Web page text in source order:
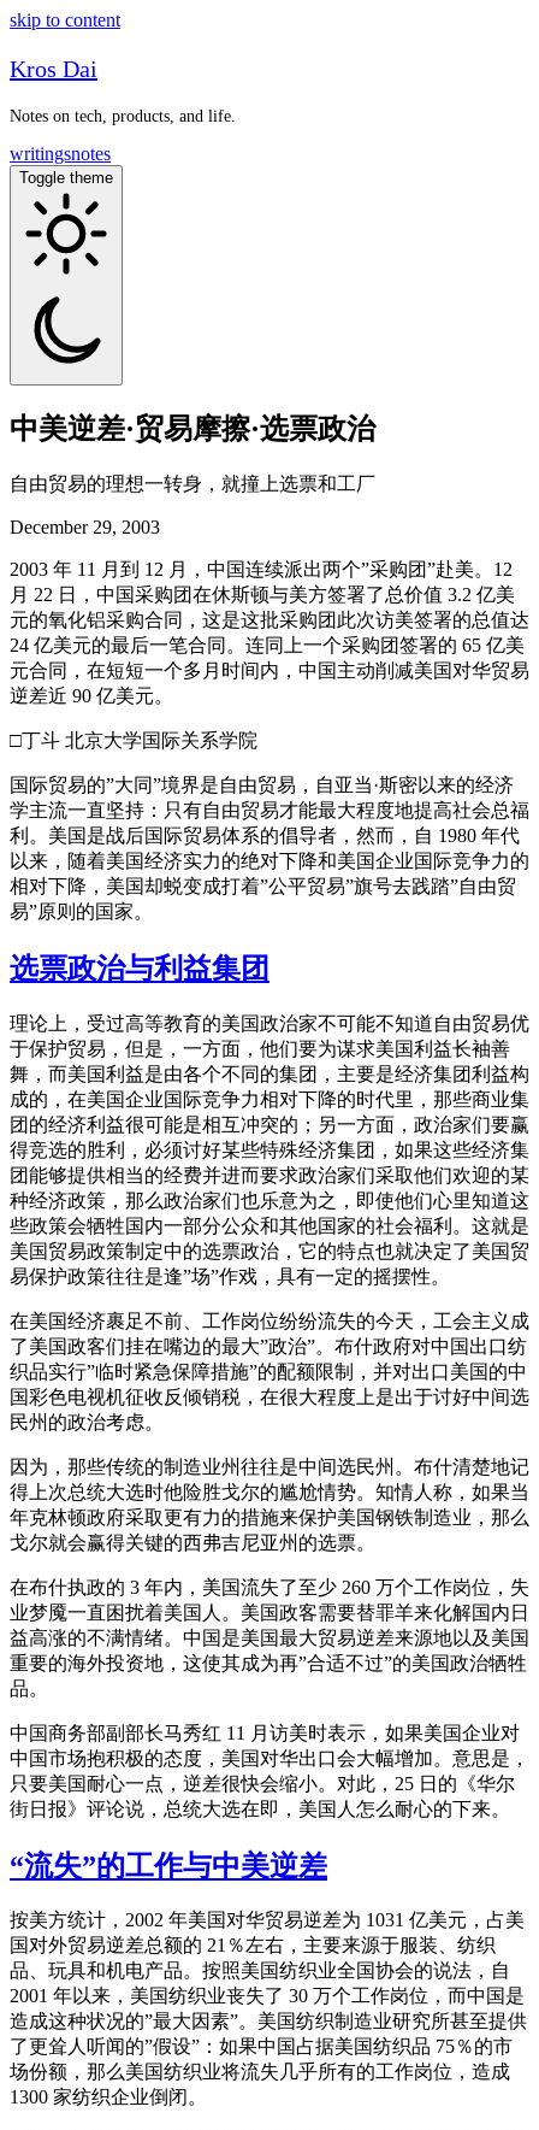
skip to content
Kros Dai
Notes on tech, products, and life.
writingsnotes
Toggle theme
中美逆差·贸易摩擦·选票政治
自由贸易的理想一转身，就撞上选票和工厂
December 29, 2003
2003 年 11 月到 12 月，中国连续派出两个”采购团”赴美。12
月 22 日，中国采购团在休斯顿与美方签署了总价值 3.2 亿美
元的氧化铝采购合同，这是这批采购团此次访美签署的总值达
24 亿美元的最后一笔合同。连同上一个采购团签署的 65 亿美
元合同，在短短一个多月时间内，中国主动削减美国对华贸易
逆差近 90 亿美元。
□丁斗 北京大学国际关系学院
国际贸易的”大同”境界是自由贸易，自亚当·斯密以来的经济
学主流一直坚持：只有自由贸易才能最大程度地提高社会总福
利。美国是战后国际贸易体系的倡导者，然而，自 1980 年代
以来，随着美国经济实力的绝对下降和美国企业国际竞争力的
相对下降，美国却蜕变成打着”公平贸易”旗号去践踏”自由贸
易”原则的国家。
选票政治与利益集团
理论上，受过高等教育的美国政治家不可能不知道自由贸易优
于保护贸易，但是，一方面，他们要为谋求美国利益长袖善
舞，而美国利益是由各个不同的集团，主要是经济集团利益构
成的，在美国企业国际竞争力相对下降的时代里，那些商业集
团的经济利益很可能是相互冲突的；另一方面，政治家们要赢
得竞选的胜利，必须讨好某些特殊经济集团，如果这些经济集
团能够提供相当的经费并进而要求政治家们采取他们欢迎的某
种经济政策，那么政治家们也乐意为之，即使他们心里知道这
些政策会牺牲国内一部分公众和其他国家的社会福利。这就是
美国贸易政策制定中的选票政治，它的特点也就决定了美国贸
易保护政策往往是逢”场”作戏，具有一定的摇摆性。
在美国经济裹足不前、工作岗位纷纷流失的今天，工会主义成
了美国政客们挂在嘴边的最大”政治”。布什政府对中国出口纺
织品实行”临时紧急保障措施”的配额限制，并对出口美国的中
国彩色电视机征收反倾销税，在很大程度上是出于讨好中间选
民州的政治考虑。
因为，那些传统的制造业州往往是中间选民州。布什清楚地记
得上次总统大选时他险胜戈尔的尴尬情势。知情人称，如果当
年克林顿政府采取更有力的措施来保护美国钢铁制造业，那么
戈尔就会赢得关键的西弗吉尼亚州的选票。
在布什执政的 3 年内，美国流失了至少 260 万个工作岗位，失
业梦魇一直困扰着美国人。美国政客需要替罪羊来化解国内日
益高涨的不满情绪。中国是美国最大贸易逆差来源地以及美国
重要的海外投资地，这使其成为再”合适不过”的美国政治牺牲
品。
中国商务部副部长马秀红 11 月访美时表示，如果美国企业对
中国市场抱积极的态度，美国对华出口会大幅增加。意思是，
只要美国耐心一点，逆差很快会缩小。对此，25 日的《华尔
街日报》评论说，总统大选在即，美国人怎么耐心的下来。
“流失”的工作与中美逆差
按美方统计，2002 年美国对华贸易逆差为 1031 亿美元，占美
国对外贸易逆差总额的 21％左右，主要来源于服装、纺织
品、玩具和机电产品。按照美国纺织业全国协会的说法，自
2001 年以来，美国纺织业丧失了 30 万个工作岗位，而中国是
造成这种状况的”最大因素”。美国纺织制造业研究所甚至提供
了更耸人听闻的”假设”：如果中国占据美国纺织品 75％的市
场份额，那么美国纺织业将流失几乎所有的工作岗位，造成
1300 家纺织企业倒闭。